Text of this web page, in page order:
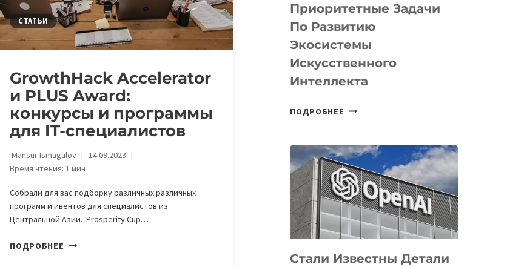
СТАТЬИ
GrowthHack Accelerator
и PLUS Award:
конкурсы и программы
для IT-специалистов
Mansur Ismagulov
14.09.2023
Время чтения: 1мин
Собрали для вас подборку различных различных
программ и ивентов для специалистов из
Центральной Азии. Prosperity Cup…
ПОДРОБНЕЕ GROWTHHACK
Приоритетные Задачи
По Развитию
Экосистемы
Искусственного
Интеллекта
ПОДРОБНЕЕ В
ПРИОРИТЕТНЫЕ
ЗАДАЧИ
ПО
РАЗВИТИЮ
ЭКОСИСТЕМЫ
ИСКУССТВЕННОГО
Стали Известны Детали